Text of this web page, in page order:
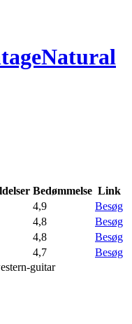
Bedømmelse Link
4,9
Besøg
4,8
Besøg
4,8
Besøg
4,7
Besøg
guitar